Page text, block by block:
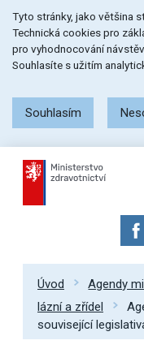
na
menu
na
obsah
na
patičku
stránky
Tyto stránky, jako většina
Technická cookies pro
pro vyhodnocování
Souhlasíte s užitím
Souhlasím
Úvod Agendy
lázní a zřídel
související